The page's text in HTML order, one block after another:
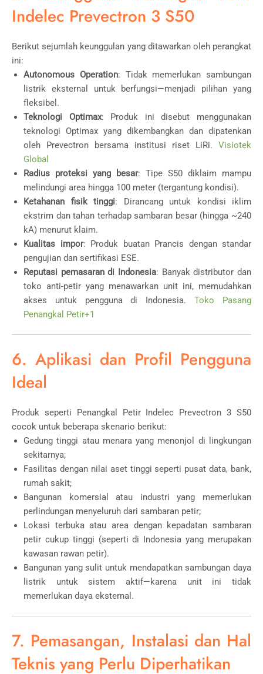
Indelec Prevectron 3 S50
Berikut sejumlah keunggulan yang ditawarkan oleh perangkat
ini:
Autonomous Operation: Tidak memerlukan sambungan
listrik eksternal untuk berfungsi—menjadi pilihan yang
fleksibel.
Teknologi Optimax: Produk ini disebut menggunakan
teknologi Optimax yang dikembangkan dan dipatenkan
oleh Prevectron bersama institusi riset LiRi. Visiotek
Global
Radius proteksi yang besar: Tipe S50 diklaim mampu
melindungi area hingga 100 meter (tergantung kondisi).
Ketahanan fisik tinggi: Dirancang untuk kondisi iklim
ekstrim dan tahan terhadap sambaran besar (hingga ~240
kA) menurut klaim.
Kualitas impor: Produk buatan Prancis dengan standar
pengujian dan sertifikasi ESE.
Reputasi pemasaran di Indonesia: Banyak distributor dan
toko anti-petir yang menawarkan unit ini, memudahkan
akses untuk pengguna di Indonesia.Toko Pasang
Penangkal Petir+1
6. Aplikasi dan Profil Pengguna
Ideal
Produk seperti Penangkal Petir Indelec Prevectron 3 S50
cocok untuk beberapa skenario berikut:
Gedung tinggi atau menara yang menonjol di lingkungan
sekitarnya;
Fasilitas dengan nilai aset tinggi seperti pusat data, bank,
rumah sakit;
Bangunan komersial atau industri yang memerlukan
perlindungan menyeluruh dari sambaran petir;
Lokasi terbuka atau area dengan kepadatan sambaran
petir cukup tinggi (seperti di Indonesia yang merupakan
kawasan rawan petir).
Bangunan yang sulit untuk mendapatkan sambungan daya
listrik untuk sistem aktif—karena unit ini tidak
memerlukan daya eksternal.
7. Pemasangan, Instalasi dan Hal
Teknis yang Perlu Diperhatikan